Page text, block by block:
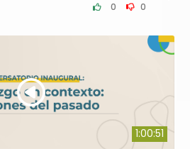
0 0
1:00:51